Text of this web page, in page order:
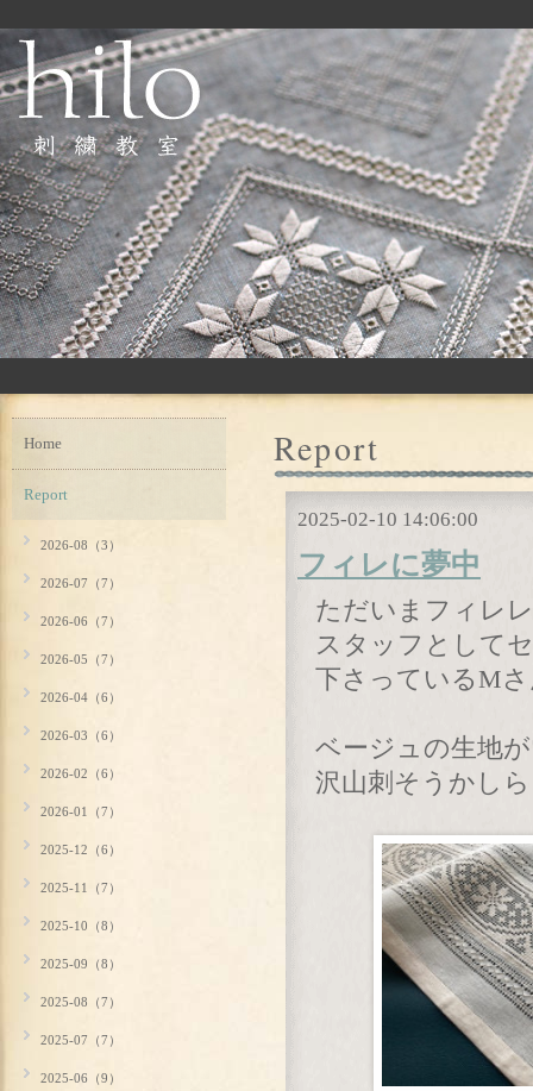
Report
2025-02-10 14:06:00
フィレに夢中
ただいまフィレ
スタッフとして
下さっているM
ベージュの生地
沢山刺そうかし
Home
Report
2026-08（3）
2026-07（7）
2026-06（7）
2026-05（7）
2026-04（6）
2026-03（6）
2026-02（6）
2026-01（7）
2025-12（6）
2025-11（7）
2025-10（8）
2025-09（8）
2025-08（7）
2025-07（7）
2025-06（9）